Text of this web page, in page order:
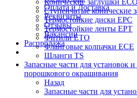
Оплата и Доставка
Реквизиты
Отзывы
Вакансии
Распродажа
Конические заглушки
Ступенчатые конические
Термостойкие диски EPC
Термостойкие ленты EPT
Фитили ETO
Фланговые колпачки ECE
Шланги TS
Запасные части для установок и
порошкового окрашивания
Назад
Запасные части для